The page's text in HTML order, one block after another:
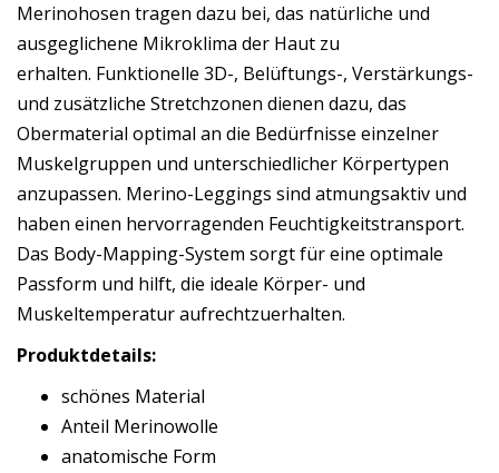
Merinohosen tragen dazu bei, das natürliche und
ausgeglichene Mikroklima der Haut zu
erhalten. Funktionelle 3D-, Belüftungs-, Verstärkungs-
und zusätzliche Stretchzonen dienen dazu, das
Obermaterial optimal an die Bedürfnisse einzelner
Muskelgruppen und unterschiedlicher Körpertypen
anzupassen. Merino-Leggings sind atmungsaktiv und
haben einen hervorragenden Feuchtigkeitstransport.
Das Body-Mapping-System sorgt für eine optimale
Passform und hilft, die ideale Körper- und
Muskeltemperatur aufrechtzuerhalten.
Produktdetails:
schönes Material
Anteil Merinowolle
anatomische Form